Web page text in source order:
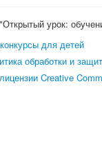
урок:
для детей
обработки и
лицензии Creative